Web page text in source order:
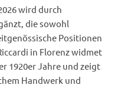
wird durch
die sowohl
Positionen
in Florenz widmet
1920er Jahre und zeigt
Handwerk und